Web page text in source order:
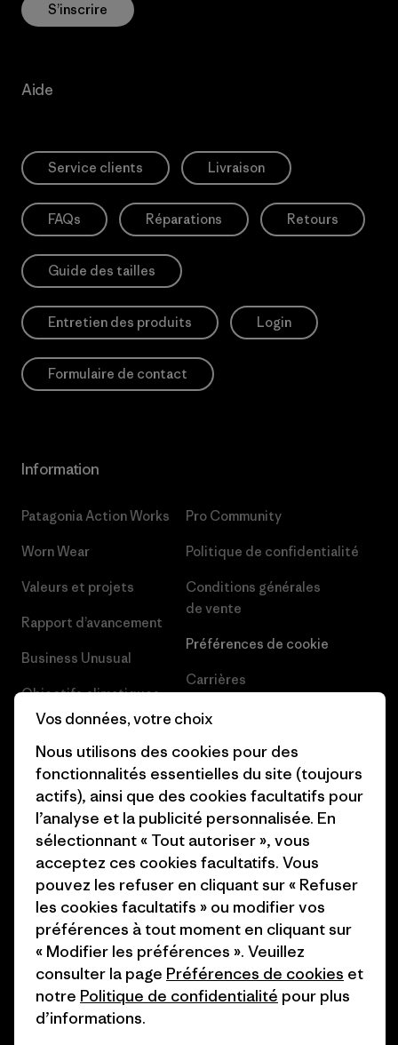
S’inscrire
Aide
Service clients Livraison
FAQs Réparations Retours
Guide des tailles
Entretien des produits Login
Formulaire de contact
Information
Patagonia Action Works
Worn Wear
Valeurs et projets
Rapport d’avancement
Business Unusual
Objectifs climatiques
1% For The Planet
Comment nous finançons
Cartes cadeaux
Nos magasins
Pro Community
Politique de confidentialité
Conditions générales
de vente
Préférences de cookie
Carrières
Presse et media
Industry program
Programme d’affiliation
Patagonia France Plan du site
© 2026 Patagonia, Inc. All Rights Reserved.
français
Vos données, votre choix
Nous utilisons des cookies pour des
fonctionnalités essentielles du site (toujours
actifs), ainsi que des cookies facultatifs pour
l’analyse et la publicité personnalisée. En
sélectionnant « Tout autoriser », vous
acceptez ces cookies facultatifs. Vous
pouvez les refuser en cliquant sur « Refuser
les cookies facultatifs » ou modifier vos
préférences à tout moment en cliquant sur
« Modifier les préférences ». Veuillez
consulter la page Préférences de cookies et
notre Politique de confidentialité pour plus
d’informations.